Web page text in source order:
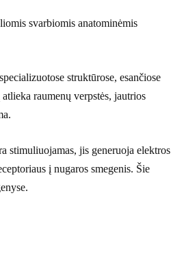
svarbiomis anatominėmis
struktūrose, esančiose
raumenų verpstės, jautrios
stimuliuojamas, jis generuoja elektros
į nugaros smegenis. Šie